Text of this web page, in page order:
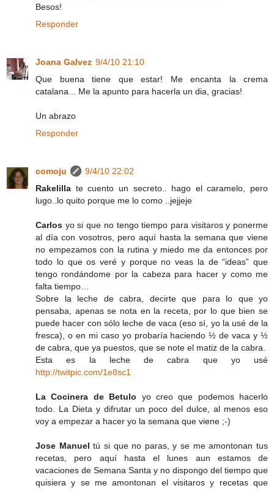
Besos!
Responder
Joana Galvez 9/4/10 21:10
Que buena tiene que estar! Me encanta la crema
catalana... Me la apunto para hacerla un dia, gracias!
Un abrazo
Responder
comoju
9/4/10 22:02
Rakelilla te cuento un secreto.. hago el caramelo, pero
lugo..lo quito porque me lo como ..jejjeje
Carlos yo si que no tengo tiempo para visitaros y ponerme
al día con vosotros, pero aquí hasta la semana que viene
no empezamos con la rutina y miedo me da entonces por
todo lo que os veré y porque no veas la de “ideas” que
tengo rondándome por la cabeza para hacer y como me
falta tiempo…
Sobre la leche de cabra, decirte que para lo que yo
pensaba, apenas se nota en la receta, por lo que bien se
puede hacer con sólo leche de vaca (eso sí, yo la usé de la
fresca), o en mi caso yo probaría haciendo ½ de vaca y ½
de cabra, que ya puestos, que se note el matiz de la cabra.
Esta es la leche de cabra que yo usé
http://twitpic.com/1e8sc1
La Cocinera de Betulo yo creo que podemos hacerlo
todo. La Dieta y difrutar un poco del dulce, al menos eso
voy a empezar a hacer yo la semana que viene ;-)
Jose Manueltú si que no paras, y se me amontonan tus
recetas, pero aquí hasta el lunes aun estamos de
vacaciones de Semana Santa y no dispongo del tiempo que
quisiera y se me amontonan el visitaros y recetas que